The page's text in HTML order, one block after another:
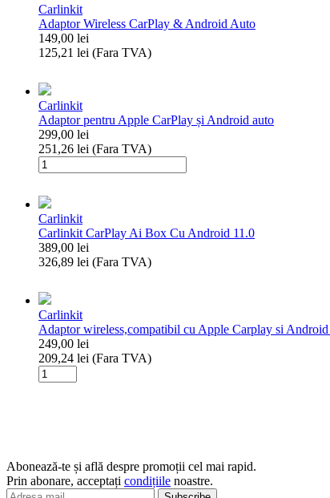
Carlinkit
Adaptor Wireless CarPlay & Android Auto
149,00 lei
125,21 lei (Fara TVA)
Adaptor
Wireless
CarPlay
&
Android
Auto
Carlinkit
Adaptor pentru Apple CarPlay și Android auto
299,00 lei
251,26 lei (Fara TVA)
Cantitate
Adaptor
Apple
CarPlay
și
Android
auto
Carlinkit
Carlinkit CarPlay Ai Box Cu Android 11.0
389,00 lei
326,89 lei (Fara TVA)
Carlinkit
CarPlay
Ai
Box
Cu
Android
11.0
Carlinkit
Adaptor wireless,compatibil cu Apple Carplay si
249,00 lei
209,24 lei (Fara TVA)
Cantitate
Adaptor
Android
Auto,
Abonează-te și află despre promoții cel mai rapid.
Prin abonare, acceptați condițiile noastre.